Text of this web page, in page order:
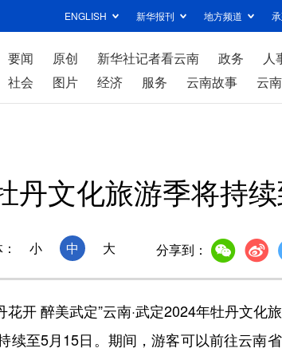
ENGLISH 新华报刊 地方频道
要闻 原创 新华社记者看云南 政务
人
社会 图片 经济 服务 云南故事 云
丹文化旅游季将持
小 中 大 分享到：
开 醉美武定”云南·武定2024年牡丹文化
续至5月15日。期间，游客可以前往云南